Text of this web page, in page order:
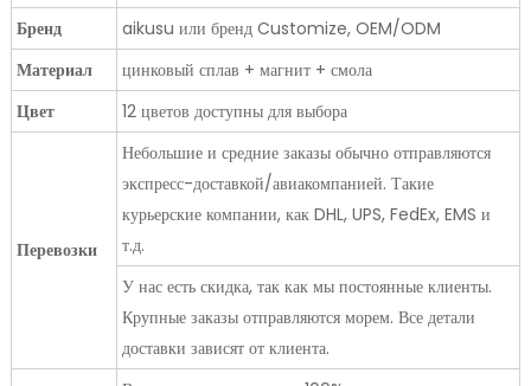
Бренд
aikusu или бренд Customize, OEM/ODM
Материал
цинковый сплав + магнит + смола
Цвет
12 цветов доступны для выбора
Перевозки
Небольшие и средние заказы обычно отправляются
экспресс-доставкой/авиакомпанией. Такие
курьерские компании, как DHL, UPS, FedEx, EMS и
т.д.
У нас есть скидка, так как мы постоянные клиенты.
Крупные заказы отправляются морем. Все детали
доставки зависят от клиента.